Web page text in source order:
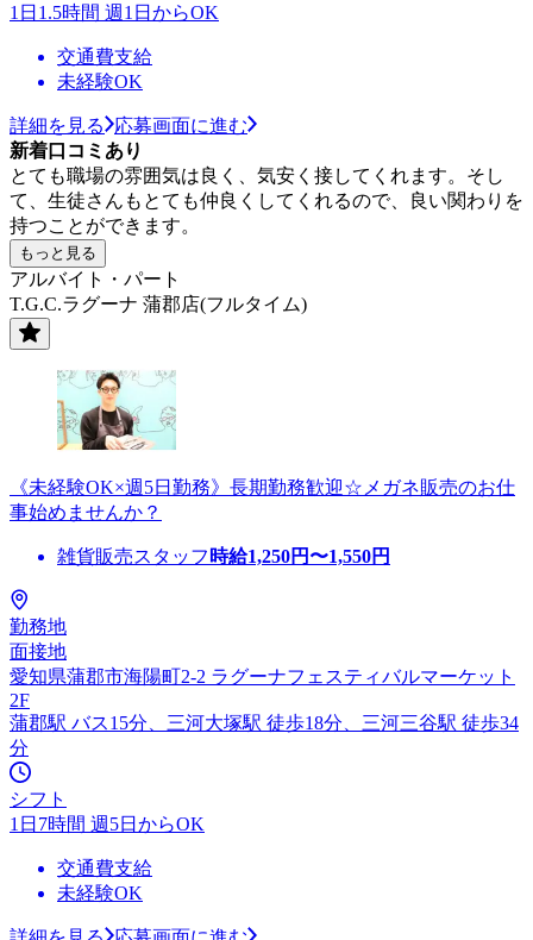
1日1.5時間 週1日からOK
交通費支給
未経験OK
詳細を見る
応募画面に進む
新着口コミあり
とても職場の雰囲気は良く、気安く接してくれます。そし
て、生徒さんもとても仲良くしてくれるので、良い関わりを
持つことができます。
もっと見る
アルバイト・パート
T.G.C.ラグーナ 蒲郡店(フルタイム)
《未経験OK×週5日勤務》長期勤務歓迎☆メガネ販売のお仕
事始めませんか？
雑貨販売スタッフ 時給1,250円〜1,550円
勤務地
面接地
愛知県蒲郡市海陽町2-2 ラグーナフェスティバルマーケット
2F
蒲郡駅 バス15分、三河大塚駅 徒歩18分、三河三谷駅 徒歩34
分
シフト
1日7時間 週5日からOK
交通費支給
未経験OK